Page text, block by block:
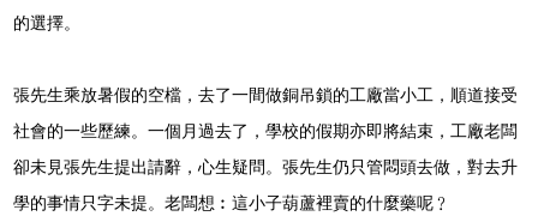
的選擇。
張先生乘放暑假的空檔，去了一間做銅吊鎖的工廠當小工，順道接受
社會的一些歷練。一個月過去了，學校的假期亦即將結束，工廠老闆
卻未見張先生提出請辭，心生疑問。張先生仍只管悶頭去做，對去升
學的事情只字未提。老闆想︰這小子葫蘆裡賣的什麼藥呢﹖